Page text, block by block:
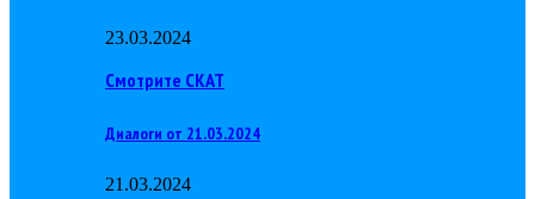
23.03.2024
Смотрите СКАТ
Диалоги от 21.03.2024
21.03.2024